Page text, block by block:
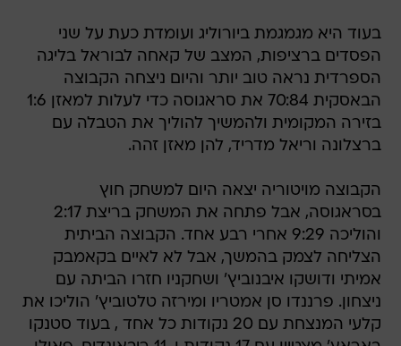
בעוד היא מגמגמת ביורוליג ועומדת כעת על שני
הפסדים ברציפות, המצב של קאחה לבוראל בליגה
הספרדית נראה טוב יותר והיום ניצחה הקבוצה
הבאסקית 70:84 את סראגוסה כדי לעלות למאזן 1:6
בזירה המקומית ולהמשיך להוליך את הטבלה עם
ברצלונה וריאל מדריד, להן מאזן זהה.
הקבוצה מויטוריה יצאה היום למשחק חוץ
בסראגוסה, אבל פתחה את המשחק בריצת 2:17
והוליכה 9:29 אחרי רבע אחד. הקבוצה הביתית
הצליחה לצמק בהמשך, אבל לא לאיים בקאמבק
אמיתי ודושקו איבנוביץ' ושחקניו חזרו הביתה עם
ניצחון. פרננדו סן אמטריו ומירזה טלטוביץ' הוליכו את
קלעי המנצחת עם 20 נקודות כל אחד , בעוד סטנקו